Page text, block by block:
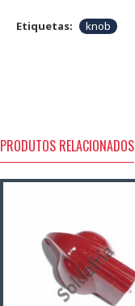
Etiquetas: knob
PRODUTOS RELACIONADOS